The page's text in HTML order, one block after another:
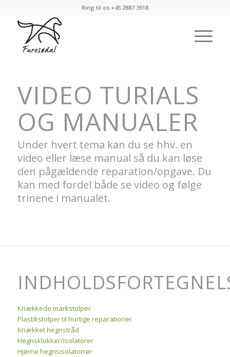
Ring til os +45 2887 3918
VIDEO TURIALS
OG MANUALER
Under hvert tema kan du se hhv. en
video eller læse manual så du kan løse
den pågældende reparation/opgave. Du
kan med fordel både se video og følge
trinene i manualet.
Knækkede markstolper
Plastikstolper til hurtige reparationer
Knækket hegnstråd
Hegnsklokker/isolatorer
Hjørne hegnsisolatorrør